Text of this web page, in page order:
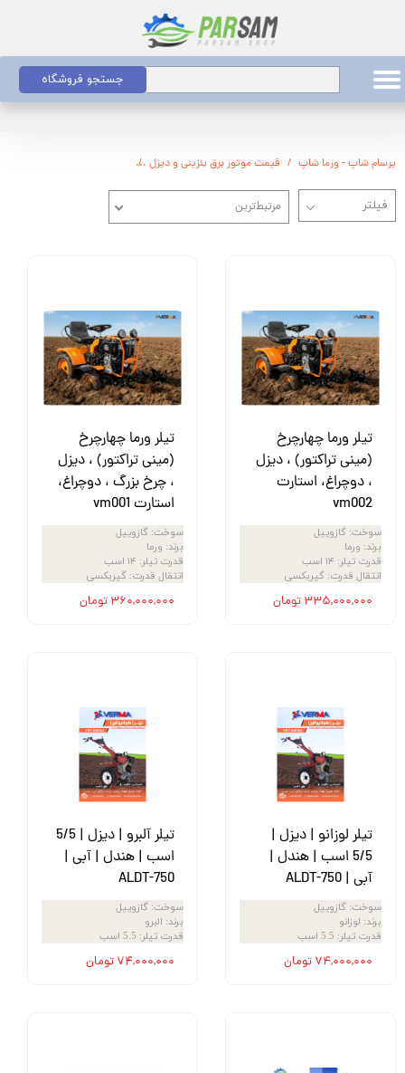
جستجو فروشگاه
پرسام شاپ - ورما شاپ قیمت موتور برق بنزینی و دیزل
مرتبط‌ترین
تیلر ورما چهارچرخ
(مینی تراکتور) ، دیزل
، دوچراغ، استارت
vm002
سوخت: گازوییل
برند: ورما
قدرت تیلر: ۱۴ اسب
انتقال قدرت: گیربکسی
۳۳۵,۰۰۰,۰۰۰ تومان
تیلر ورما چهارچرخ
(مینی تراکتور) ، دیزل
، چرخ بزرگ ، دوچراغ،
استارت vm001
سوخت: گازوییل
برند: ورما
قدرت تیلر: ۱۴ اسب
انتقال قدرت: گیربکسی
۳۶۰,۰۰۰,۰۰۰ تومان
تیلر لوزانو | دیزل |
5/5 اسب | هندل |
آبی | ALDT-750
سوخت: گازوییل
برند: لوزانو
قدرت تیلر: 5.5 اسب
۷۴,۰۰۰,۰۰۰ تومان
تیلر آلبرو | دیزل | 5/5
اسب | هندل | آبی |
ALDT-750
سوخت: گازوییل
برند: البرو
قدرت تیلر: 5.5 اسب
۷۴,۰۰۰,۰۰۰ تومان